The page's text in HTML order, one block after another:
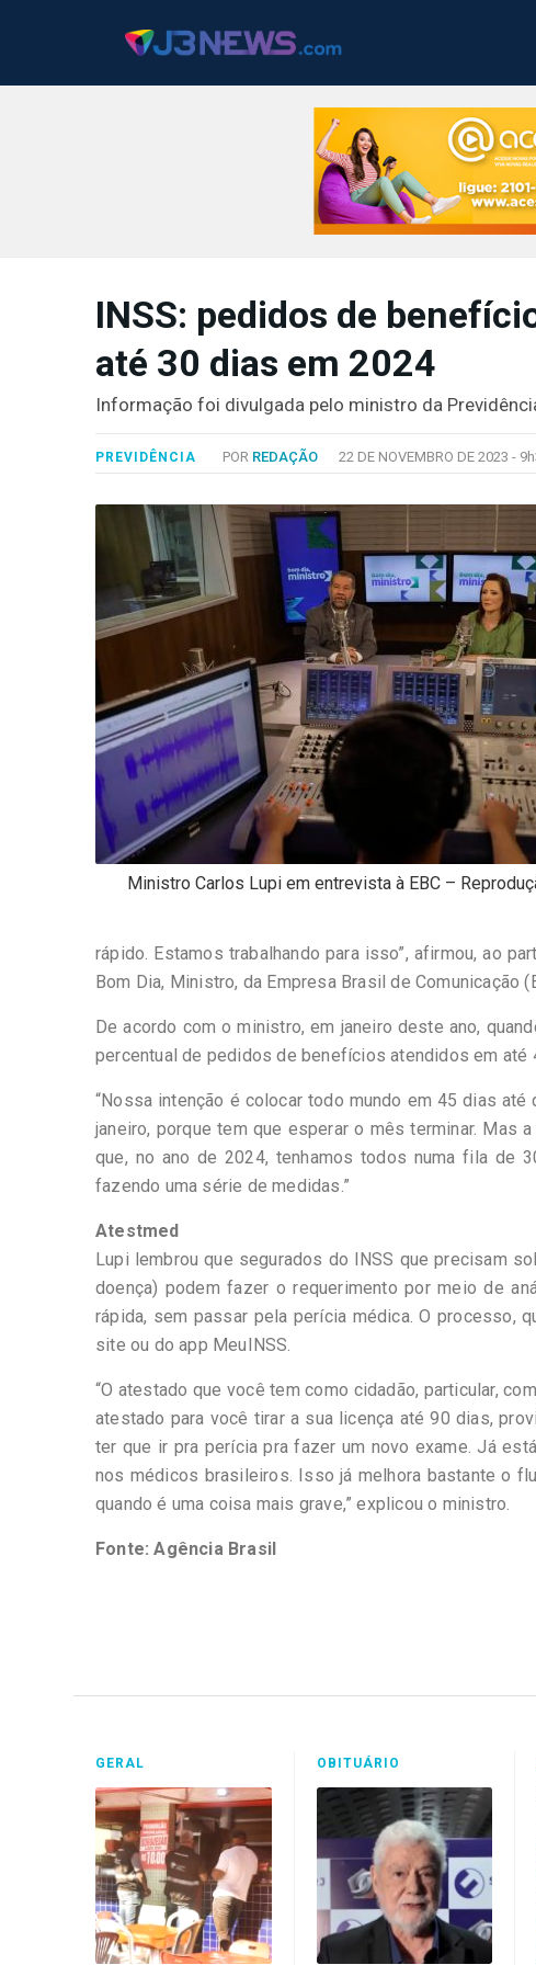
INSS: pedidos de
até 30 dias em 2024
Informação foi divulgada pelo ministro da
PREVIDÊNCIA POR REDAÇÃO 22 DE NOVEMBRO DE 2023 -
Ministro Carlos Lupi em entrevista à EBC –
rápido. Estamos trabalhando para isso”, afirmou, ao
Bom Dia, Ministro, da Empresa Brasil de Comunicação
De acordo com o ministro, em janeiro deste ano,
percentual de pedidos de benefícios atendidos em até
“Nossa intenção é colocar todo mundo em 45 dias
janeiro, porque tem que esperar o mês terminar. Mas
que, no ano de 2024, tenhamos todos numa fila de
fazendo uma série de medidas.”
Atestmed
Lupi lembrou que segurados do INSS que precisam
doença) podem fazer o requerimento por meio de
rápida, sem passar pela perícia médica. O processo,
site ou do app MeuINSS.
“O atestado que você tem como cidadão, particular,
atestado para você tirar a sua licença até 90 dias,
ter que ir pra perícia pra fazer um novo exame. Já
nos médicos brasileiros. Isso já melhora bastante o
quando é uma coisa mais grave,” explicou o ministro.
Fonte: Agência Brasil
GERAL OBITUÁRIO